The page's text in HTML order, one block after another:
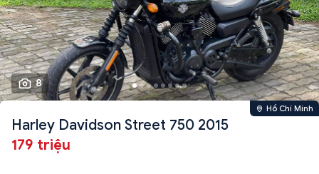
8
Hồ Chí Minh
Harley Davidson Street 750 2015
179 triệu